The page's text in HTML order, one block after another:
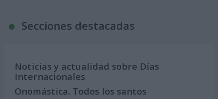
Secciones destacadas
Noticias y actualidad sobre Días
Internacionales
Onomástica. Todos los santos